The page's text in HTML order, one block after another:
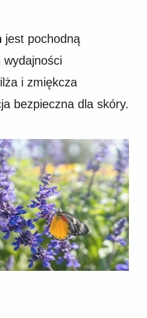
jest pochodną
i zmiękcza
bezpieczna dla skóry.